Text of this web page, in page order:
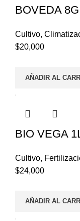
BOVEDA
Cultivo,
$20,000
AÑADIR AL
BIO VEGA
Cultivo,
$24,000
AÑADIR AL